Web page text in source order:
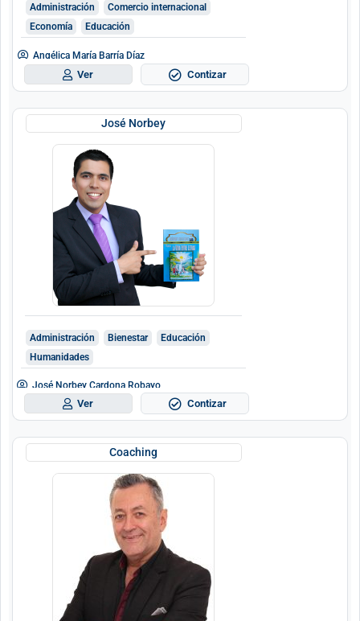
Administración
Comercio internacional
Economía
Educación
Angélica María Barría Díaz
Ver Contizar
José Norbey
Administración Bienestar
Educación
Humanidades
José Norbey Cardona Robayo
Ver Contizar
Coaching